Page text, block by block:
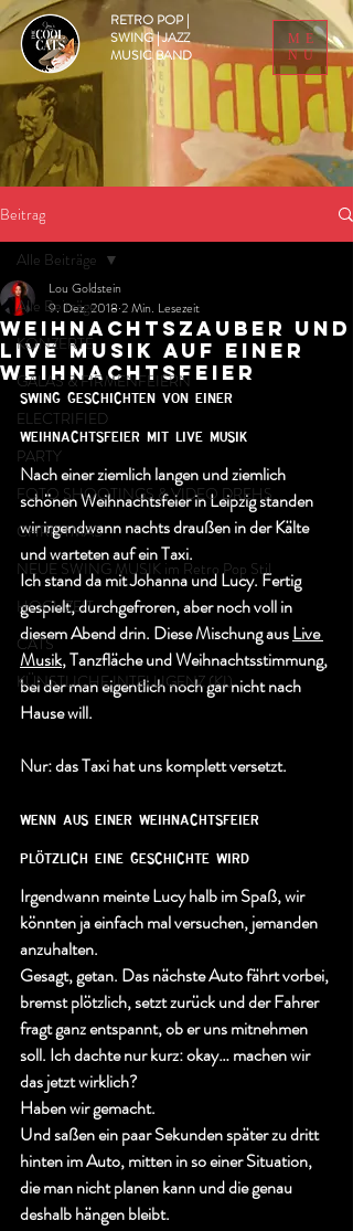
ME
NU
RETRO POP |
SWING | JAZZ
MUSIC BAND
Beitrag
Alle Beiträge
KONZERTE
GALAS & FIRMENFEIERN
ELECTRIFIED
PARTY
FOTO SHOOTINGS & VIDEO DREHS
CHRISTMAS
NEUE SWING MUSIK im Retro Pop Stil
HOCHZEIT
CATS
KÜNSTLICHE INTELLIGENZ (KI)
Alle Beiträge
Weihnachtszauber und
Live Musik auf einer
Weihnachtsfeier
Lou Goldstein
9. Dez. 2018 2 Min. Lesezeit
swing geschichten von einer
weihnachtsfeier mit live musik
Nach einer ziemlich langen und ziemlich
schönen Weihnachtsfeier in Leipzig standen
wir irgendwann nachts draußen in der Kälte
und warteten auf ein Taxi.
Ich stand da mit Johanna und Lucy. Fertig
gespielt, durchgefroren, aber noch voll in
diesem Abend drin. Diese Mischung aus Live
Musik, Tanzfläche und Weihnachtsstimmung,
bei der man eigentlich noch gar nicht nach
Hause will.
Nur: das Taxi hat uns komplett versetzt.
wenn aus einer weihnachtsfeier
plötzlich eine geschichte wird
Irgendwann meinte Lucy halb im Spaß, wir
könnten ja einfach mal versuchen, jemanden
anzuhalten.
Gesagt, getan. Das nächste Auto fährt vorbei,
bremst plötzlich, setzt zurück und der Fahrer
fragt ganz entspannt, ob er uns mitnehmen
soll. Ich dachte nur kurz: okay… machen wir
das jetzt wirklich?
Haben wir gemacht.
Und saßen ein paar Sekunden später zu dritt
hinten im Auto, mitten in so einer Situation,
die man nicht planen kann und die genau
deshalb hängen bleibt.